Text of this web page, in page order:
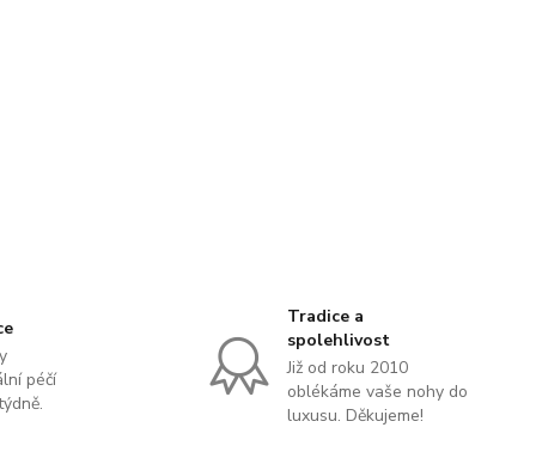
péčí
Tradice a
spolehlivost
Již od roku 2010
oblékáme vaše nohy do
luxusu. Děkujeme!